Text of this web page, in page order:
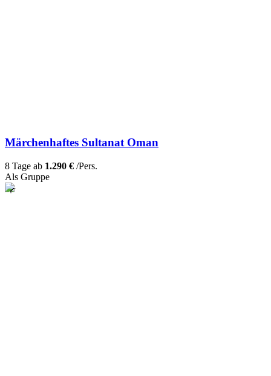
Märchenhaftes Sultanat Oman
8 Tage ab 1.290 € /Pers.
Als Gruppe